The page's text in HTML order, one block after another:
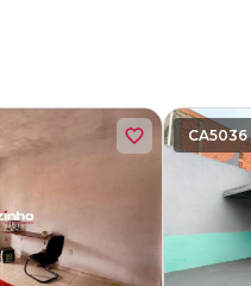
CA5036